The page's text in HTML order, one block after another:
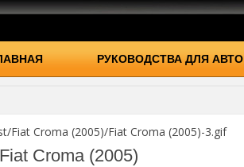
РУКОВОДСТВА ДЛЯ АВТО
Fiat Croma (2005)/Fiat Croma (2005)-3.gif
Croma (2005)